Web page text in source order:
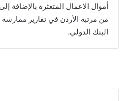
أموال الاعمال المتعثرة بالإضافة
من مرتبة الأردن في تقارير
البنك الدولي.